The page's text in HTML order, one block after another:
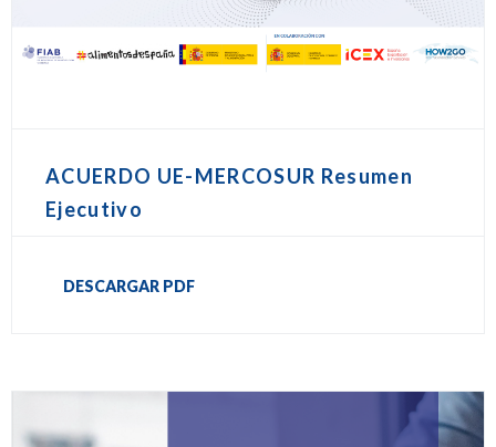
ACUERDO UE-MERCOSUR Resumen
Ejecutivo
DESCARGAR PDF